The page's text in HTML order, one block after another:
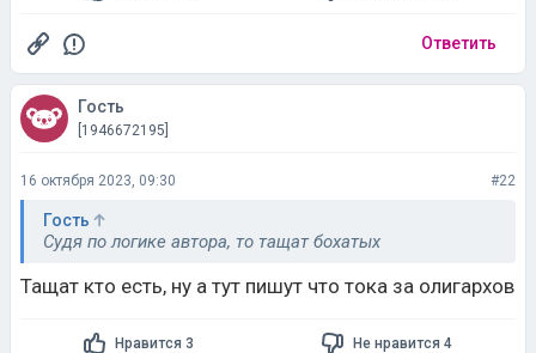
Ответить
Гость
[1946672195]
16 октября 2023, 09:30 #22
Гость
Судя по логике автора, то тащат бохатых
Тащат кто есть, ну а тут пишут что тока за олигархов
Нравится 3 Не нравится 4